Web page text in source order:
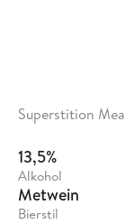
13,5%
Alkohol
Metwein
Bierstil